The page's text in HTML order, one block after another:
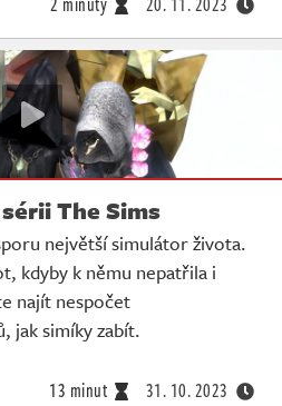
The Sims
největší simulátor života.
kdyby k němu nepatřila i
najít nespočet
jak simíky zabít.
13 minut 31. 10. 2023